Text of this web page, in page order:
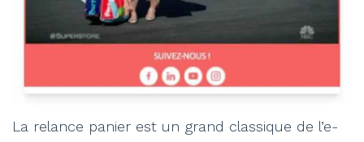
La relance panier est un grand classique de l’e-